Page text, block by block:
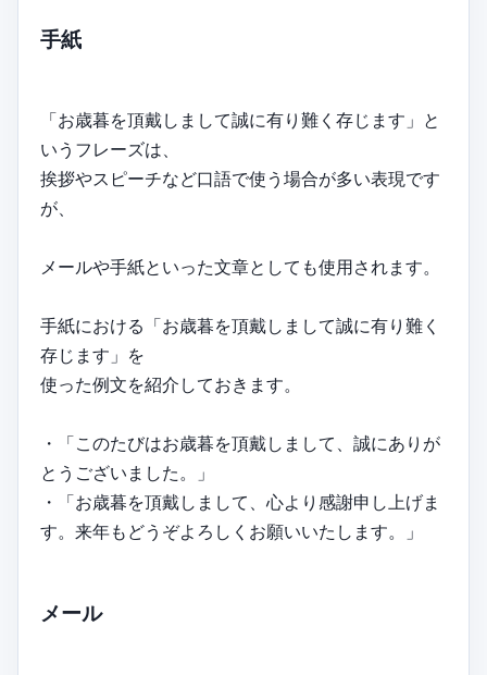
手紙
「お歳暮を頂戴しまして誠に有り難く存じます」と
いうフレーズは、
挨拶やスピーチなど口語で使う場合が多い表現です
が、
メールや手紙といった文章としても使用されます。
手紙における「お歳暮を頂戴しまして誠に有り難く
存じます」を
使った例文を紹介しておきます。
・「このたびはお歳暮を頂戴しまして、誠にありが
とうございました。」
・「お歳暮を頂戴しまして、心より感謝申し上げま
す。来年もどうぞよろしくお願いいたします。」
メール